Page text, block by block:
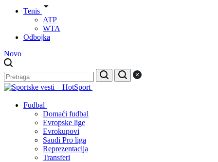
Tenis
ATP
WTA
Odbojka
Novo
Fudbal
Domaći fudbal
Evropske lige
Evrokupovi
Saudi Pro liga
Reprezentacija
Transferi